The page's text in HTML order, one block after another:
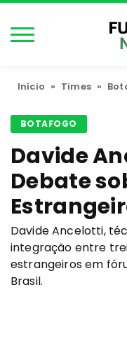
Início » Times »
BOTAFOGO
Davide
Debate
Davide Ancelotti,
integração entre
estrangeiros em
Brasil.